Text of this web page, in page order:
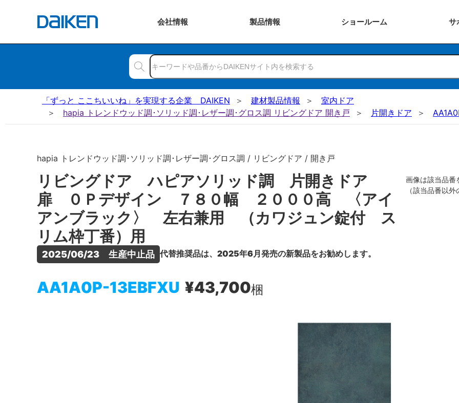
会社情報 製品情報 ショールーム サ
「ずっと ここちいいね」を実現する企業 DAIKEN 建材製品情報
室内ドア
hapia トレンドウッド調･ソリッド調･レザー調･グロス調 リビングドア 開き戸
片開きドア
hapia トレンドウッド調･ソリッド調･レザー調･グロス調 / リビングドア / 開き戸
リビングドア ハピアソリッド調 片開きドア
扉 ０Ｐデザイン ７８０幅 ２０００高 〈アイ
アンブラック〉 左右兼用 （カワジュン錠付 ス
リム枠丁番）用
2025/06/23　生産中止品 代替推奨品は、2025年6月発売の新製品をお勧めします。
AA1A0P-13EBFXU ¥43,700梱
画像は該当品番
（該当品番以